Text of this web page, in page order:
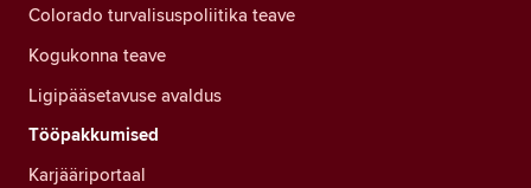
Colorado turvalisuspoliitika teave
Kogukonna teave
Ligipääsetavuse avaldus
Tööpakkumised
Karjääriportaal